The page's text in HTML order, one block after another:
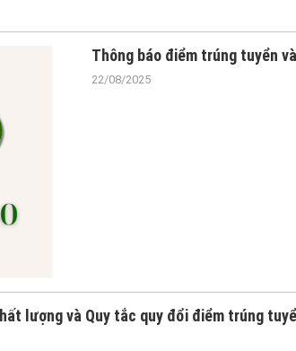
Thông báo điểm trúng tuyển
22/08/2025
lượng và Quy tắc quy đổi điểm trúng